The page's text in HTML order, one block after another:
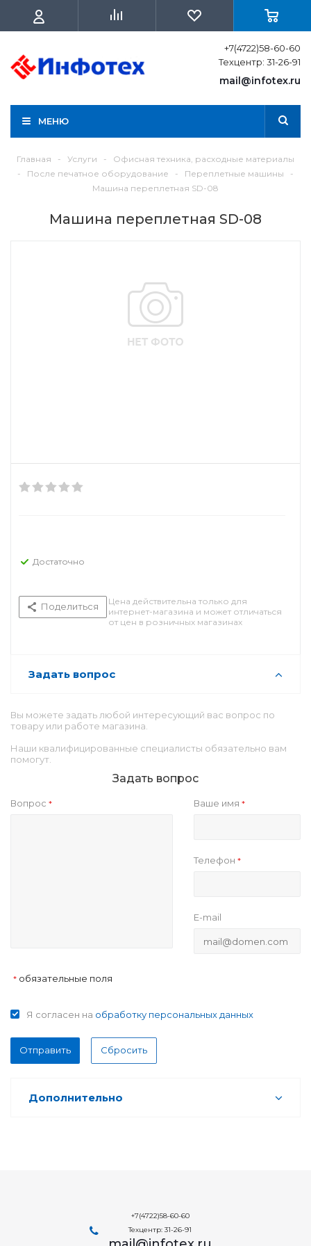
+7(4722)58-60-60
Техцентр: 31-26-91
mail@infotex.ru
МЕНЮ
Главная - Услуги -
Офисная техника, расходные материалы
-
После печатное оборудование - Переплетные машины
-
Машина переплетная SD-08
Машина переплетная SD-08
Достаточно
Поделиться
Цена действительна только для
интернет-магазина и может отличаться
от цен в розничных магазинах
Задать вопрос
Вы можете задать любой интересующий вас вопрос по
товару или работе магазина.
Наши квалифицированные специалисты обязательно вам
помогут.
Задать вопрос
Вопрос * Ваше имя*
Телефон*
E-mail
* обязательные поля
Я согласен на обработку персональных данных
Отправить Сбросить
Дополнительно
+7(4722)58-60-60
Техцентр: 31-26-91